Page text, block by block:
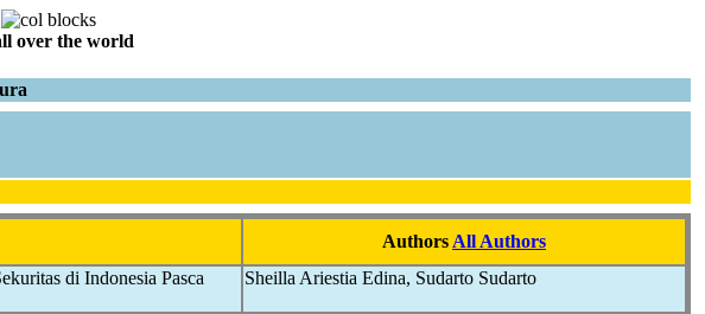
over the world
Authors All Authors
di Indonesia Pasca
Sheilla Ariestia Edina, Sudarto Sudarto